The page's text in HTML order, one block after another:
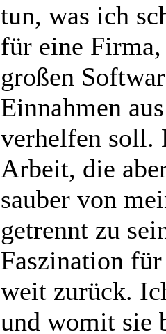
tun, was ich
für eine
großen
Einnahmen
verhelfen soll.
Arbeit, die
sauber von
getrennt zu
Faszination
weit zurück.
und womit sie